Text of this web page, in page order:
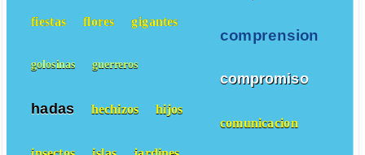
comprension
compromiso
comunicacion
fiestas flores gigantes
golosinas guerreros
hadas hechizos hijos